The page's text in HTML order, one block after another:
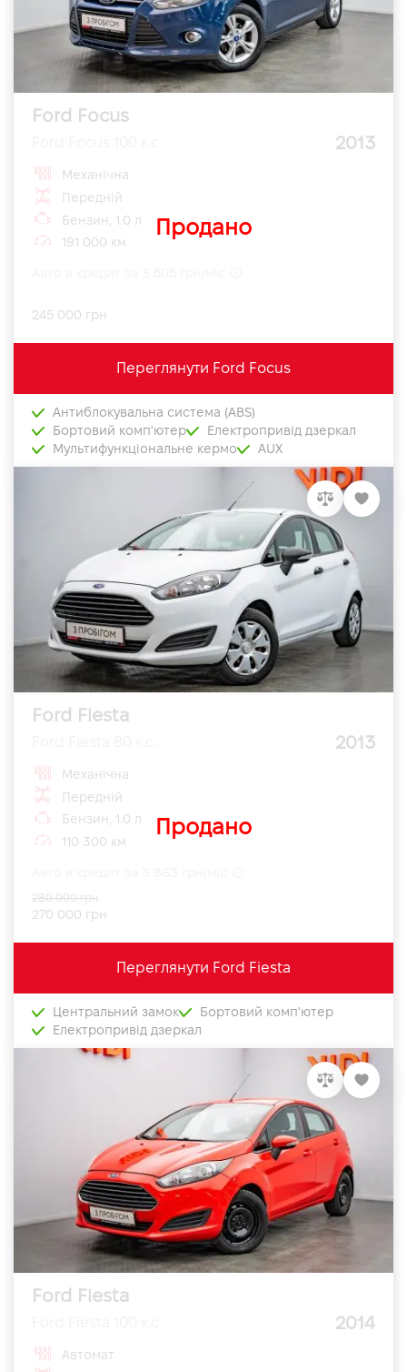
Ford Focus
2013
Продано
Механічна
Передній
Бензин, 1.0 л
191 000 км
245 000 грн
Переглянути Ford Focus
Антиблокувальна система (ABS)
Бортовий комп'ютер
Електропривід дзеркал
Мультифункціональне кермо
AUX
Ford Fiesta
2013
Продано
Механічна
Передній
Бензин, 1.0 л
110 300 км
270 000 грн
280 000 грн
Переглянути Ford Fiesta
Центральний замок
Бортовий комп'ютер
Електропривід дзеркал
Ford Fiesta
2014
Автомат